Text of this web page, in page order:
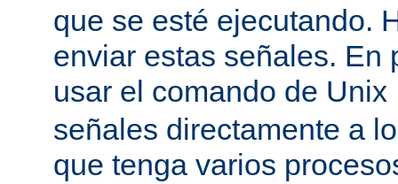
que se esté ejecutando.
enviar estas señales. En
usar el comando de Unix
señales directamente a
que tenga varios